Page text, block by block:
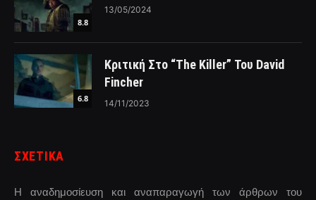
8.8
13/05/2024
6.8
Κριτική Στο “The Killer” Του David
Fincher
14/11/2023
ΣΧΕΤΙΚΑ
Η αναδημοσίευση και αναπαραγωγή των άρθρων του